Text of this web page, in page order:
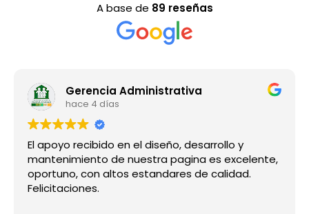
A base de 89 reseñas
Gerencia Administrativa
hace 4 días
El apoyo recibido en el diseño, desarrollo y
mantenimiento de nuestra pagina es excelente,
oportuno, con altos estandares de calidad.
Felicitaciones.